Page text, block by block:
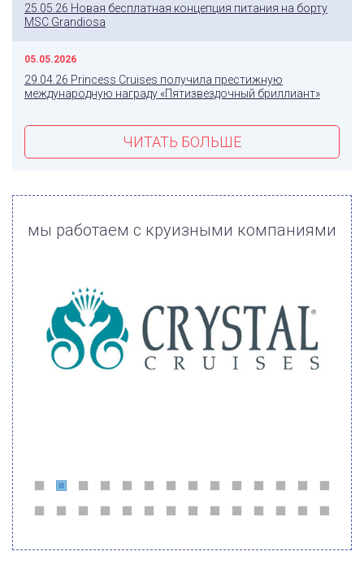
25.05.26 Новая бесплатная концепция питания на борту
MSC Grandiosa
05.05.2026
29.04.26 Princess Cruises получила престижную
международную награду «Пятизвездочный бриллиант»
ЧИТАТЬ БОЛЬШЕ
мы работаем с круизными компаниями